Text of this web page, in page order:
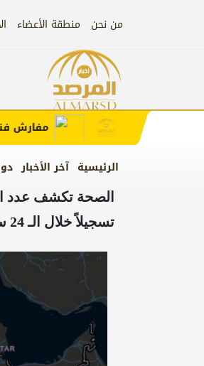
من نحن منطقة الأعضاء
الرئيسية آخر الأخبار
مفارش
الصحة تكشف عدد
تسجيلاً خلال الـ 24 ساعة الماضية